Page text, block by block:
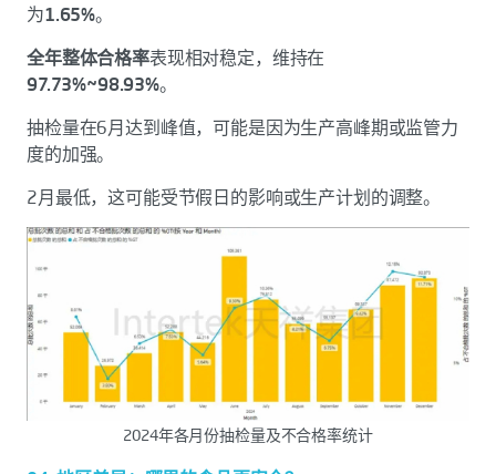
为1.65%。
全年整体合格率表现相对稳定，维持在
97.73%~98.93%。
抽检量在6月达到峰值，可能是因为生产高峰期或监管力
度的加强。
2月最低，这可能受节假日的影响或生产计划的调整。
2024年各月份抽检量及不合格率统计